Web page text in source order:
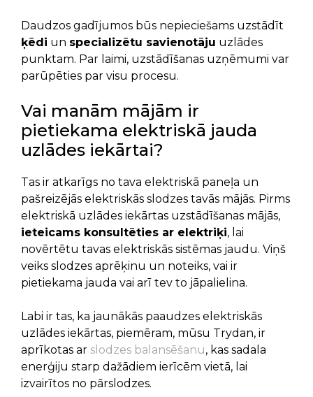
Daudzos gadījumos būs nepieciešams uzstādīt
ķēdi un specializētu savienotāju uzlādes
punktam. Par laimi, uzstādīšanas uzņēmumi var
parūpēties par visu procesu.
Vai manām mājām ir
pietiekama elektriskā jauda
uzlādes iekārtai?
Tas ir atkarīgs no tava elektriskā paneļa un
pašreizējās elektriskās slodzes tavās mājās. Pirms
elektriskā uzlādes iekārtas uzstādīšanas mājās,
ieteicams konsultēties ar elektriķi, lai
novērtētu tavas elektriskās sistēmas jaudu. Viņš
veiks slodzes aprēķinu un noteiks, vai ir
pietiekama jauda vai arī tev to jāpalielina.
Labi ir tas, ka jaunākās paaudzes elektriskās
uzlādes iekārtas, piemēram, mūsu Trydan, ir
aprīkotas ar slodzes balansēšanu, kas sadala
enerģiju starp dažādiem ierīcēm vietā, lai
izvairītos no pārslodzes.